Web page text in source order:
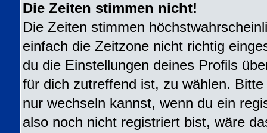
Die Zeiten stimmen nicht!
Die Zeiten stimmen
einfach die Zeitzone nicht richtig
du die Einstellungen deines Profils
für dich zutreffend ist, zu wählen.
nur wechseln kannst, wenn du ein
also noch nicht registriert bist, wäre